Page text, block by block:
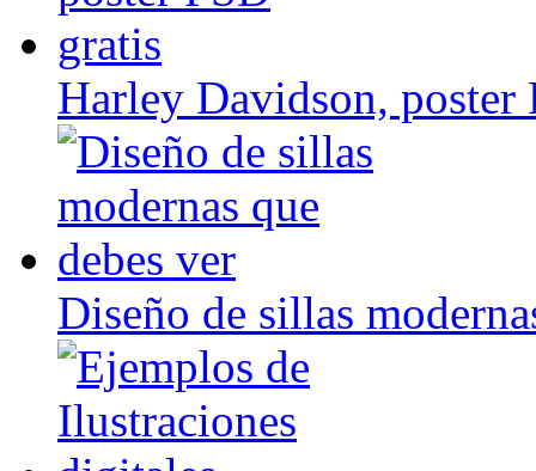
Harley Davidson, poster
Diseño de sillas